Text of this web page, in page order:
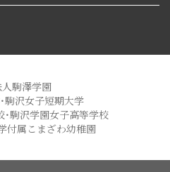
駒澤学園
駒沢女子短期大学
駒沢学園女子高等学校
付属こまざわ幼稚園